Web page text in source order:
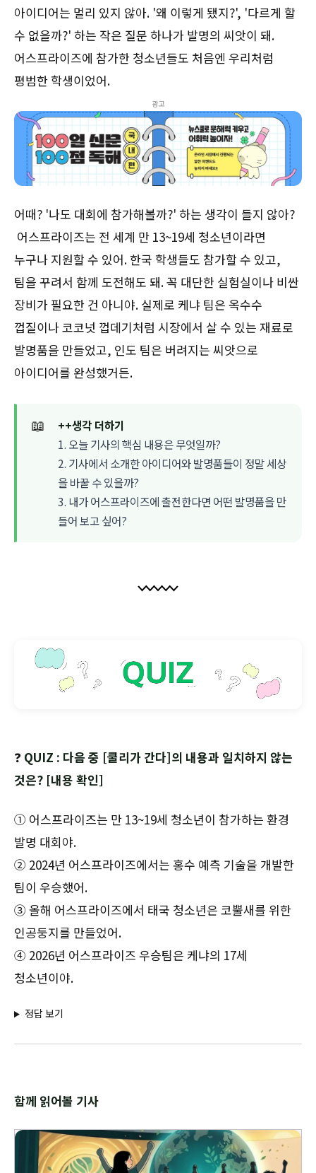
아이디어는 멀리 있지 않아. '왜 이렇게 됐지?', '다르게 할
수 없을까?' 하는 작은 질문 하나가 발명의 씨앗이 돼.
어스프라이즈에 참가한 청소년들도 처음엔 우리처럼
평범한 학생이었어.
광고
어때? '나도 대회에 참가해볼까?' 하는 생각이 들지 않아?
어스프라이즈는 전 세계 만 13~19세 청소년이라면
누구나 지원할 수 있어. 한국 학생들도 참가할 수 있고,
팀을 꾸려서 함께 도전해도 돼. 꼭 대단한 실험실이나 비싼
장비가 필요한 건 아니야. 실제로 케냐 팀은 옥수수
껍질이나 코코넛 껍데기처럼 시장에서 살 수 있는 재료로
발명품을 만들었고, 인도 팀은 버려지는 씨앗으로
아이디어를 완성했거든.
📖
++생각 더하기
1. 오늘 기사의 핵심 내용은 무엇일까?
2. 기사에서 소개한 아이디어와 발명품들이 정말 세상
을 바꿀 수 있을까?
3. 내가 어스프라이즈에 출전한다면 어떤 발명품을 만
들어 보고 싶어?
❓ QUIZ : 다음 중 [쿨리가 간다]의 내용과 일치하지 않는
것은? [내용 확인]
① 어스프라이즈는 만 13~19세 청소년이 참가하는 환경
발명 대회야.
② 2024년 어스프라이즈에서는 홍수 예측 기술을 개발한
팀이 우승했어.
③ 올해 어스프라이즈에서 태국 청소년은 코뿔새를 위한
인공둥지를 만들었어.
④ 2026년 어스프라이즈 우승팀은 케냐의 17세
청소년이야.
정답 보기
함께 읽어볼 기사